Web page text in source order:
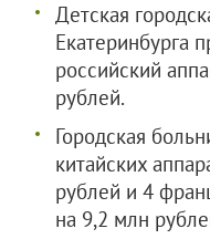
Детская
Екатеринбурга
российский
рублей.
Городская
китайских
рублей и 4
на 9,2 млн